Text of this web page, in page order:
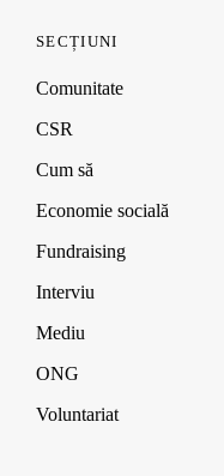
SECȚIUNI
Comunitate
CSR
Cum să
Economie socială
Fundraising
Interviu
Mediu
ONG
Voluntariat